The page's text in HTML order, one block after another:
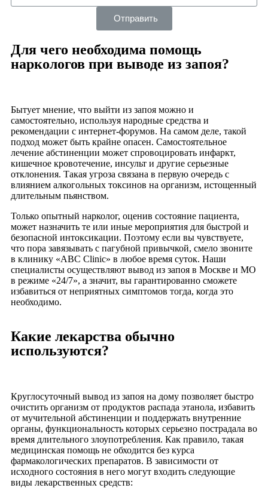
Отправить
Для чего необходима помощь
наркологов при выводе из запоя?
Бытует мнение, что выйти из запоя можно и
самостоятельно, используя народные средства и
рекомендации с интернет-форумов. На самом деле, такой
подход может быть крайне опасен. Самостоятельное
лечение абстиненции может спровоцировать инфаркт,
кишечное кровотечение, инсульт и другие серьезные
отклонения. Такая угроза связана в первую очередь с
влиянием алкогольных токсинов на организм, истощенный
длительным пьянством.
Только опытный нарколог, оценив состояние пациента,
может назначить те или иные мероприятия для быстрой и
безопасной интоксикации. Поэтому если вы чувствуете,
что пора завязывать с пагубной привычкой, смело звоните
в клинику «ABC Clinic» в любое время суток. Наши
специалисты осуществляют вывод из запоя в Москве и МО
в режиме «24/7», а значит, вы гарантированно сможете
избавиться от неприятных симптомов тогда, когда это
необходимо.
Какие лекарства обычно
используются?
Круглосуточный вывод из запоя на дому позволяет быстро
очистить организм от продуктов распада этанола, избавить
от мучительной абстиненции и поддержать внутренние
органы, функциональность которых серьезно пострадала во
время длительного злоупотребления. Как правило, такая
медицинская помощь не обходится без курса
фармакологических препаратов. В зависимости от
исходного состояния в него могут входить следующие
виды лекарственных средств: